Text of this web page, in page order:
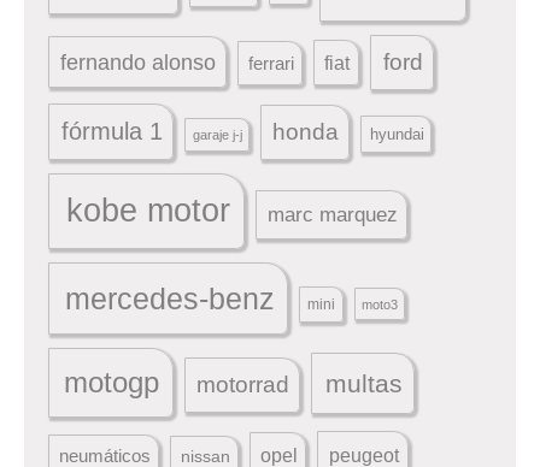
fernando alonso ferrari fiat ford
fórmula 1 garaje j-j honda hyundai
kobe motor marc marquez
mercedes-benz mini moto3
motogp motorrad multas
neumáticos nissan opel peugeot